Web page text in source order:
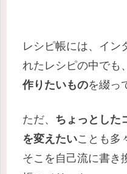
レシピ帳には、イン
れたレシピの中でも、
作りたいものを綴っ
ただ、 ちょっとした
を変えたいことも多
そこを自己流に書き